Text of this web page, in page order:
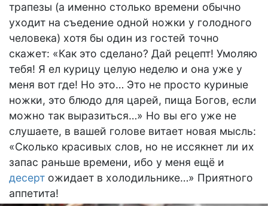
трапезы (а именно столько времени обычно
уходит на съедение одной ножки у голодного
человека) хотя бы один из гостей точно
скажет: «Как это сделано? Дай рецепт! Умоляю
тебя! Я ел курицу целую неделю и она уже у
меня вот где! Но это… Это не просто куриные
ножки, это блюдо для царей, пища Богов, если
можно так выразиться…» Но вы его уже не
слушаете, в вашей голове витает новая мысль:
«Сколько красивых слов, но не иссякнет ли их
запас раньше времени, ибо у меня ещё и
десерт ожидает в холодильнике…» Приятного
аппетита!